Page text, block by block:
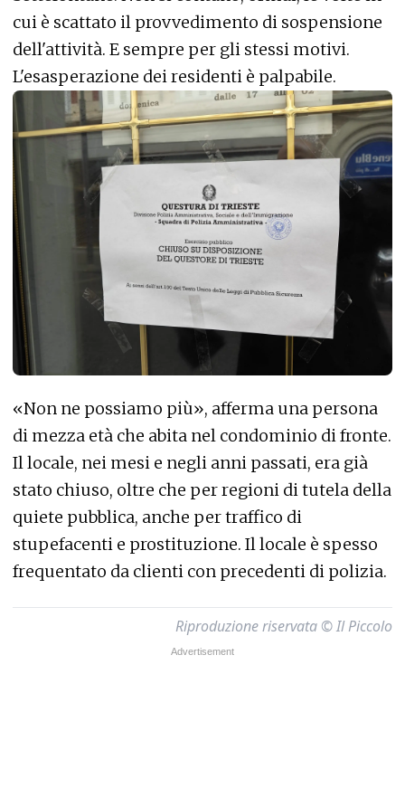
cui è scattato il provvedimento di sospensione
dell'attività. E sempre per gli stessi motivi.
L'esasperazione dei residenti è palpabile.
«Non ne possiamo più», afferma una persona
di mezza età che abita nel condominio di fronte.
Il locale, nei mesi e negli anni passati, era già
stato chiuso, oltre che per regioni di tutela della
quiete pubblica, anche per traffico di
stupefacenti e prostituzione. Il locale è spesso
frequentato da clienti con precedenti di polizia.
Riproduzione riservata © Il Piccolo